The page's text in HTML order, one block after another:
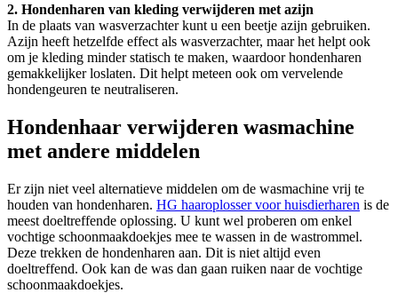
2. Hondenharen van kleding verwijderen met azijn
In de plaats van wasverzachter kunt u een beetje azijn gebruiken.
Azijn heeft hetzelfde effect als wasverzachter, maar het helpt ook
om je kleding minder statisch te maken, waardoor hondenharen
gemakkelijker loslaten. Dit helpt meteen ook om vervelende
hondengeuren te neutraliseren.
Hondenhaar verwijderen wasmachine
met andere middelen
Er zijn niet veel alternatieve middelen om de wasmachine vrij te
houden van hondenharen. HG haaroplosser voor huisdierharen is de
meest doeltreffende oplossing. U kunt wel proberen om enkel
vochtige schoonmaakdoekjes mee te wassen in de wastrommel.
Deze trekken de hondenharen aan. Dit is niet altijd even
doeltreffend. Ook kan de was dan gaan ruiken naar de vochtige
schoonmaakdoekjes.